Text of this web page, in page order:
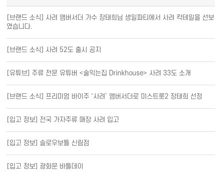
[브랜드 소식] 사려 앰버서더 가수 장태희님 생일파티에서 사려 칵테일을 선보
였습니다.
[브랜드 소식] 사려 52도 출시 공지
[유튜브] 주류 전문 유튜버 <술익는집 Drinkhouse> 사려 33도 소개
[브랜드 소식] 프리미엄 바이주 ‘사려’ 앰버서더로 미스트롯2 장태희 선정
[입고 정보] 전국 가자주류 매장 사려 입고
[입고 정보] 슬로우보틀 신림점
[입고 정보] 광화문 바틀데이